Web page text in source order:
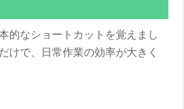
的なショートカットを覚えまし
けで、日常作業の効率が大きく